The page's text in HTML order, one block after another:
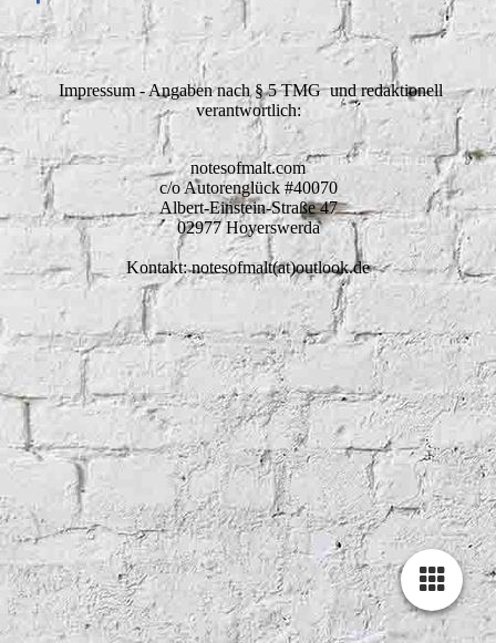
Impressum - Angaben nach § 5 TMG und redaktionell
verantwortlich:
notesofmalt.com
c/o Autorenglück #40070
Albert-Einstein-Straße 47
02977 Hoyerswerda
Kontakt: notesofmalt(at)outlook.de